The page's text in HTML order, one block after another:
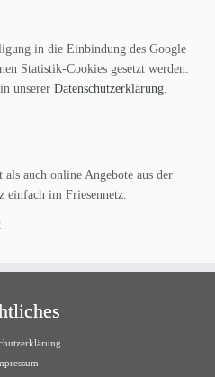
in die Einbindung des Google
Statistik-Cookies gesetzt werden.
unserer Datenschutzerklärung.
auch online Angebote aus der
einfach im Friesennetz.